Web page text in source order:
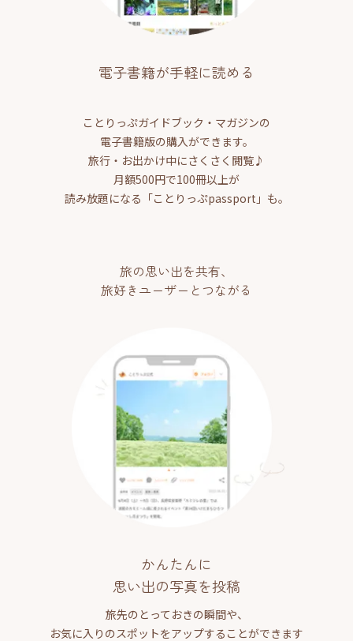
電子書籍が手軽に読める
ことりっぷガイドブック・マガジンの
電子書籍版の購入ができます。
旅行・お出かけ中にさくさく閲覧♪
月額500円で100冊以上が
読み放題になる「ことりっぷpassport」も。
旅の思い出を共有、
旅好きユーザーとつながる
かんたんに
思い出の写真を投稿
旅先のとっておきの瞬間や、
お気に入りのスポットをアップすることができます